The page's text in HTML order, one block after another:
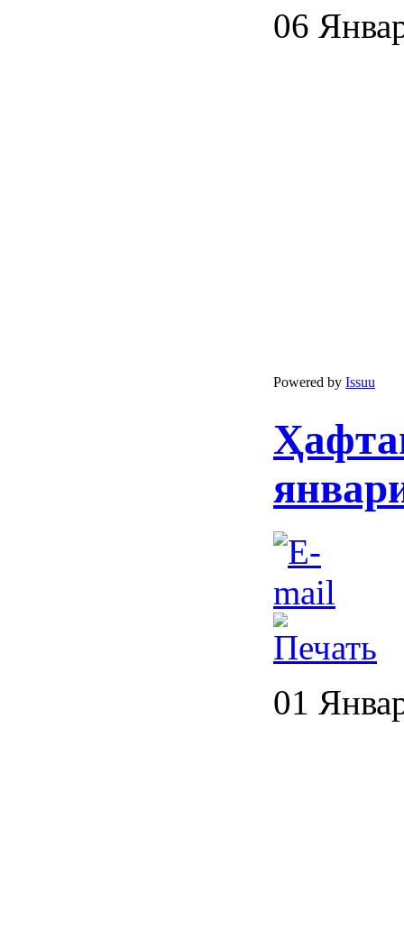
06
Powered by Issuu
01